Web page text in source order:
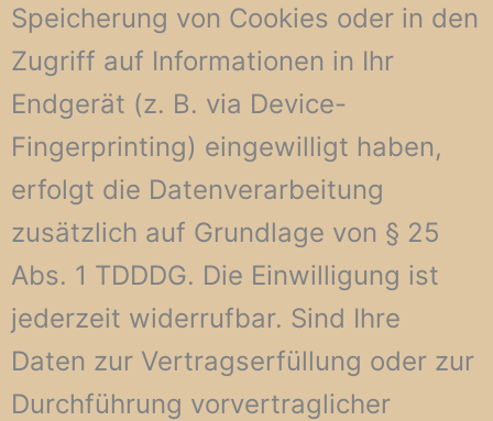
Speicherung von Cookies oder in den
Zugriff auf Informationen in Ihr
Endgerät (z. B. via Device-
Fingerprinting) eingewilligt haben,
erfolgt die Datenverarbeitung
zusätzlich auf Grundlage von § 25
Abs. 1 TDDDG. Die Einwilligung ist
jederzeit widerrufbar. Sind Ihre
Daten zur Vertragserfüllung oder zur
Durchführung vorvertraglicher